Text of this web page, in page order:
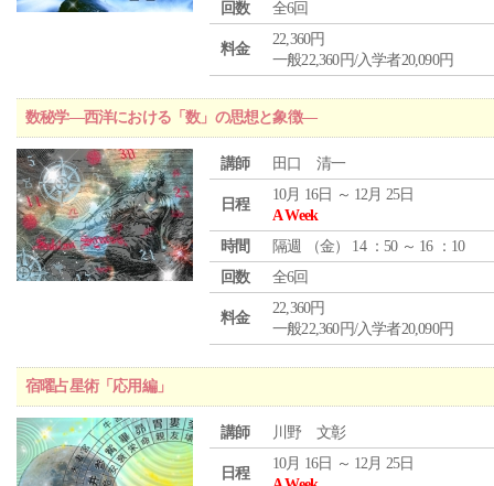
回数
全6回
料金
22,360円
一般22,360円/入学者20,090円
数秘学―西洋における「数」の思想と象徴―
講師 田口 清一
日程
10月 16日 ～ 12月 25日
A Week
時間
隔週 （金） 14 ：50 ～ 16 ：10
回数
全6回
料金
22,360円
一般22,360円/入学者20,090円
宿曜占星術「応用編」
講師 川野 文彰
日程
10月 16日 ～ 12月 25日